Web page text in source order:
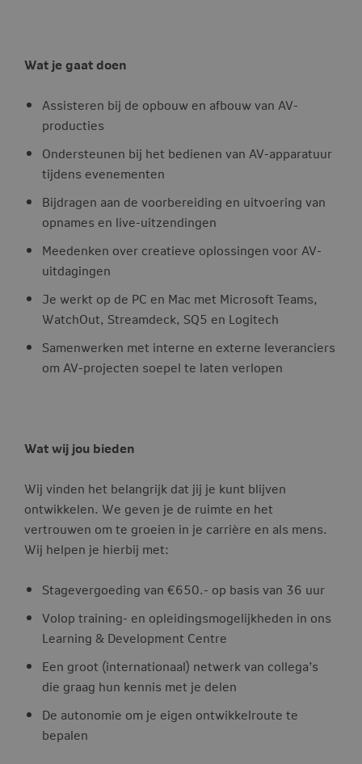
Wat je gaat doen
Assisteren bij de opbouw en afbouw van AV-
producties
Ondersteunen bij het bedienen van AV-apparatuur
tijdens evenementen
Bijdragen aan de voorbereiding en uitvoering van
opnames en live-uitzendingen
Meedenken over creatieve oplossingen voor AV-
uitdagingen
Je werkt op de PC en Mac met Microsoft Teams,
WatchOut, Streamdeck, SQ5 en Logitech
Samenwerken met interne en externe leveranciers
om AV-projecten soepel te laten verlopen
Wat wij jou bieden
Wij vinden het belangrijk dat jij je kunt blijven
ontwikkelen. We geven je de ruimte en het
vertrouwen om te groeien in je carrière en als mens.
Wij helpen je hierbij met:
Stagevergoeding van €650.- op basis van 36 uur
Volop training- en opleidingsmogelijkheden in ons
Learning & Development Centre
Een groot (internationaal) netwerk van collega’s
die graag hun kennis met je delen
De autonomie om je eigen ontwikkelroute te
bepalen